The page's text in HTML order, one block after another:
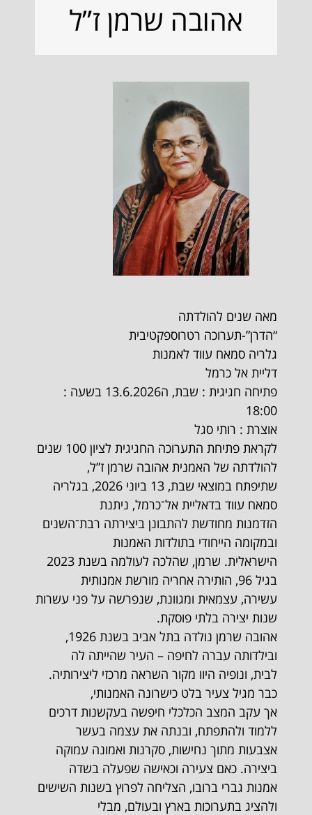
אהובה שרמן ז”ל
מאה שנים להולדתה
“הדרן”-תערוכה רטרוספקטיבית
גלריה סמאח עווד לאמנות
דליית אל כרמל
פתיחה חגיגית : שבת, ה13.6.2026 בשעה :
18:00
אוצרת : רותי סגל
לקראת פתיחת התערוכה החגיגית לציון 100 שנים
להולדתה של האמנית אהובה שרמן ז”ל,
שתיפתח במוצאי שבת, 13 ביוני 2026, בגלריה
סמאח עווד בדאליית אל־כרמל, ניתנת
הזדמנות מחודשת להתבונן ביצירתה רבת־השנים
ובמקומה הייחודי בתולדות האמנות
הישראלית. שרמן, שהלכה לעולמה בשנת 2023
בגיל 96, הותירה אחריה מורשת אמנותית
עשירה, עצמאית ומגוונת, שנפרשה על פני עשרות
שנות יצירה בלתי פוסקת.
אהובה שרמן נולדה בתל אביב בשנת 1926,
ובילדותה עברה לחיפה – העיר שהייתה לה
לבית, ונופיה היוו מקור השראה מרכזי ליצירותיה.
כבר מגיל צעיר בלט כישרונה האמנותי,
אך עקב המצב הכלכלי חיפשה בעקשנות דרכים
ללמוד ולהתפתח, ובנתה את עצמה בעשר
אצבעות מתוך נחישות, סקרנות ואמונה עמוקה
ביצירה. כאם צעירה וכאישה שפעלה בשדה
אמנות גברי ברובו, הצליחה לפרוץ בשנות השישים
ולהציג בתערוכות בארץ ובעולם, מבלי